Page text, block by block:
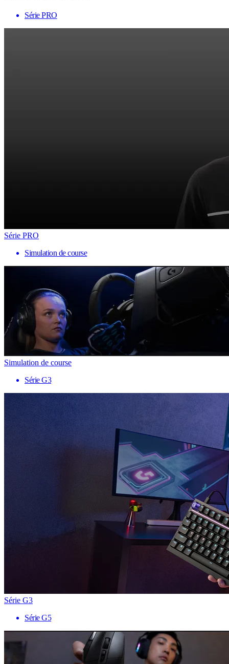
Série PRO
Série PRO
Simulation de course
Simulation de course
Série G3
Série G3
Série G5